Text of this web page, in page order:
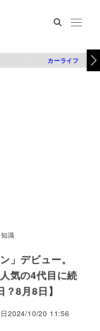
カーライフ
識
」デビュー。
気の4代目に続
8月8日】
2024/10/20 11:56